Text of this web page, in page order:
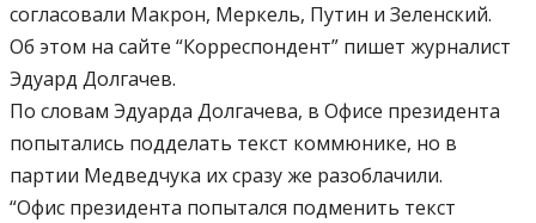
согласовали Макрон, Меркель, Путин и Зеленский.
Об этом на сайте “Корреспондент” пишет журналист
Эдуард Долгачев.
По словам Эдуарда Долгачева, в Офисе президента
попытались подделать текст коммюнике, но в
партии Медведчука их сразу же разоблачили.
“Офис президента попытался подменить текст